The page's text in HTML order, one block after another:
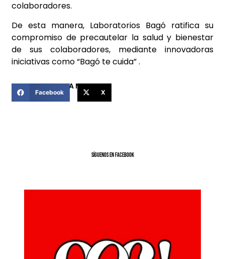
colaboradores.
De esta manera, Laboratorios Bagó ratifica su
compromiso de precautelar la salud y bienestar
de sus colaboradores, mediante innovadoras
iniciativas como “Bagó te cuida” .
COMPARTIR ESTA NOTICIA
Facebook X
SíGUENOS EN FACEBOOK